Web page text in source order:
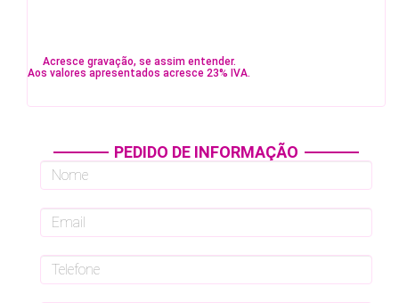
Acresce gravação, se assim entender.
Aos valores apresentados acresce 23% IVA.
PEDIDO DE INFORMAÇÃO